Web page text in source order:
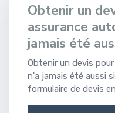
Obtenir un
assurance
jamais été
Obtenir un devis
n'a jamais été aussi
formulaire de devis